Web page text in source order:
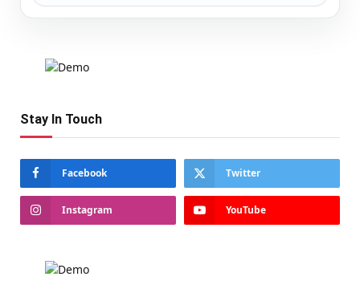
Stay In Touch
Facebook Twitter
Instagram YouTube